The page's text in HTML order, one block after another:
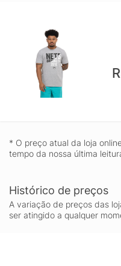
* O preço atual da loja
tempo da nossa última
Histórico de preços
A variação de preços das
ser atingido a qualquer